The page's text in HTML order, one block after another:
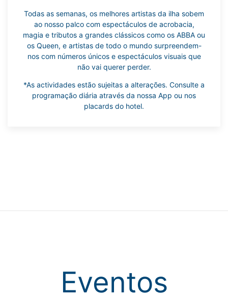
Todas as semanas, os melhores artistas da ilha sobem
ao nosso palco com espectáculos de acrobacia,
magia e tributos a grandes clássicos como os ABBA ou
os Queen, e artistas de todo o mundo surpreendem-
nos com números únicos e espectáculos visuais que
não vai querer perder.
*As actividades estão sujeitas a alterações. Consulte a
programação diária através da nossa App ou nos
placards do hotel.
Eventos